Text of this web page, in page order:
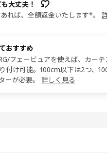
大丈夫！
れば、全額返金いたします*。
おすすめ
フェービュアを使えば、カー
付け可能。100cm以下は2つ、
ーが必要。
詳しく見る